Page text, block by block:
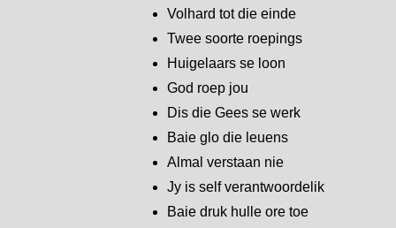
Volhard tot die einde
Twee soorte roepings
Huigelaars se loon
God roep jou
Dis die Gees se werk
Baie glo die leuens
Almal verstaan nie
Jy is self verantwoordelik
Baie druk hulle ore toe